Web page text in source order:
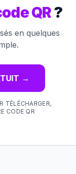
QR?
en quelques
→
TÉLÉCHARGER,
CODE QR